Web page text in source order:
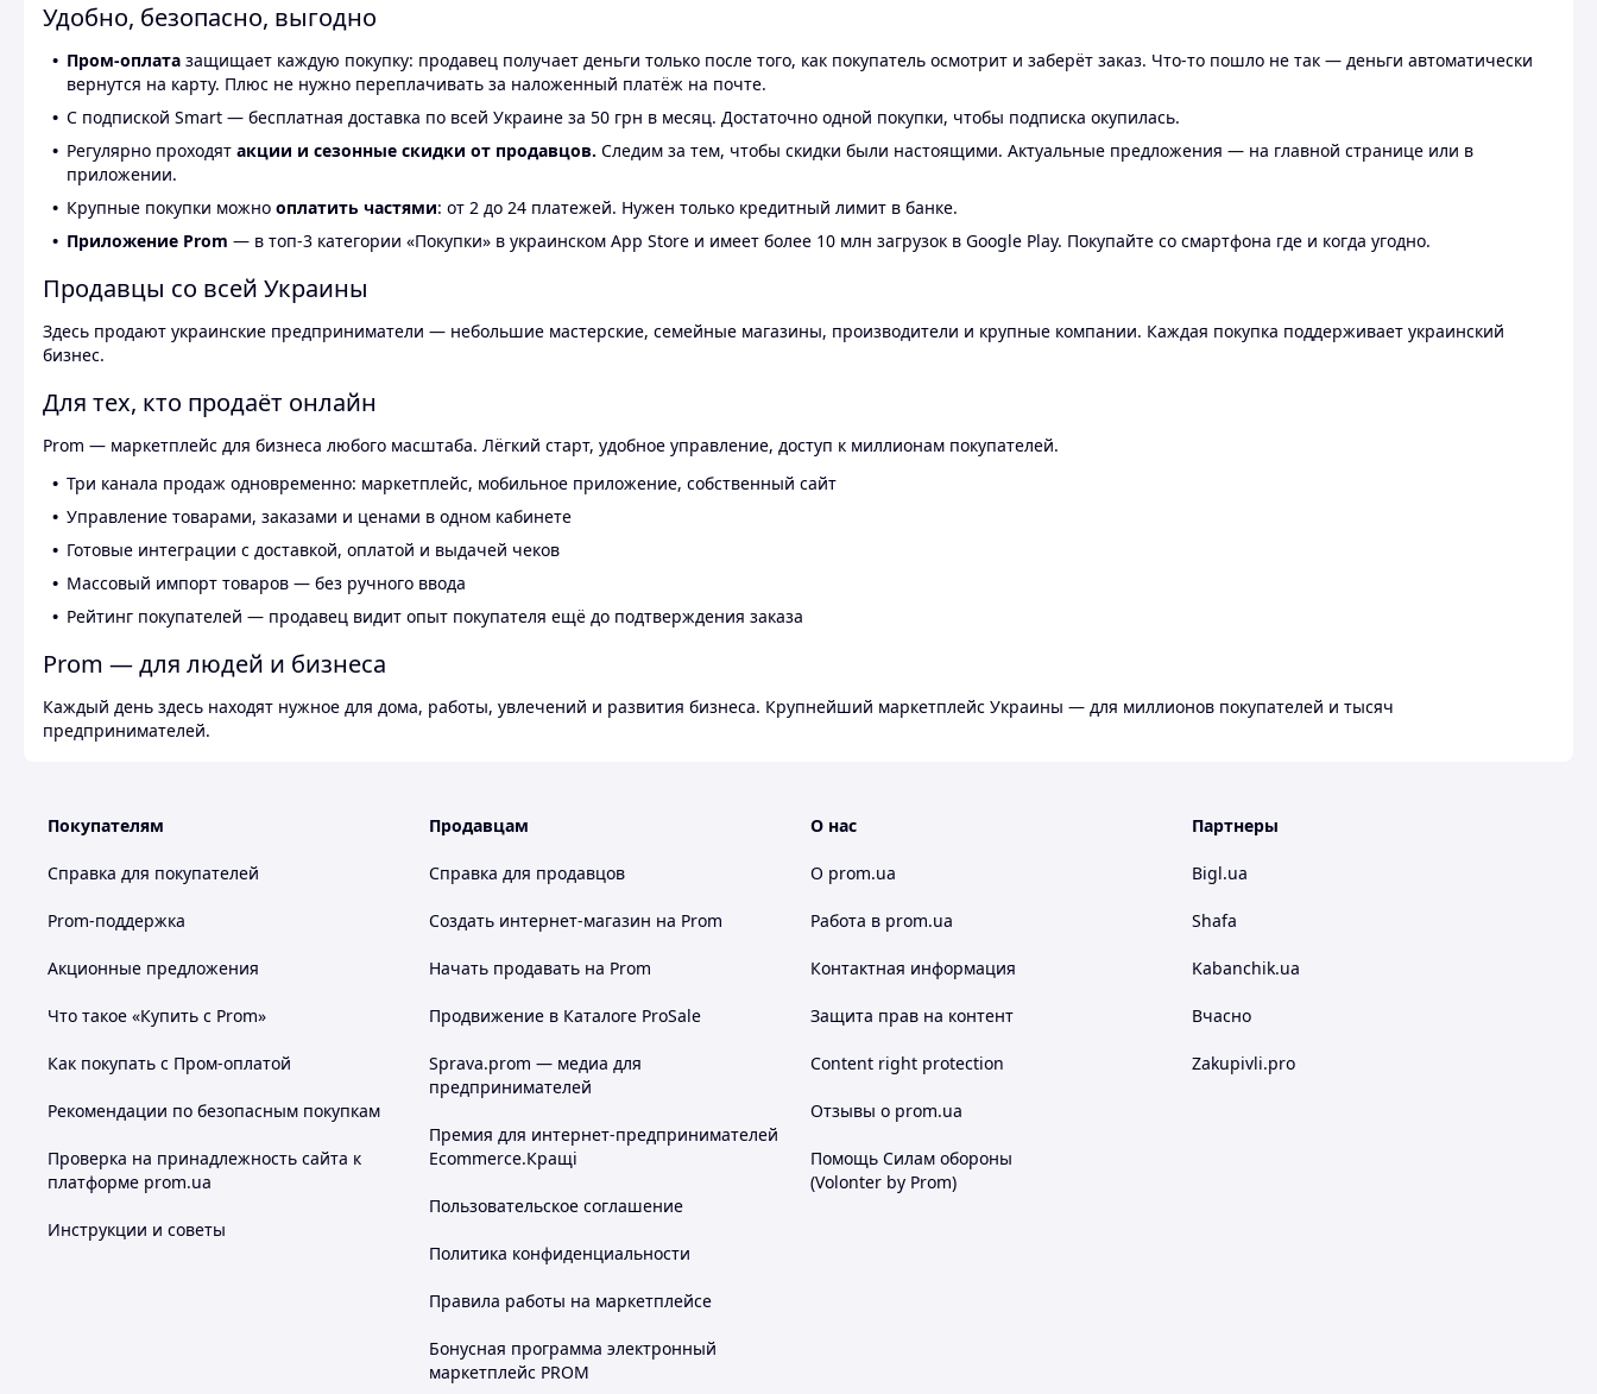
Удобно, безопасно, выгодно
Пром-оплата защищает каждую покупку: продавец получает деньги только после того, как покупатель осмотрит и заберёт заказ. Что-то пошло не так — деньги автоматически
вернутся на карту. Плюс не нужно переплачивать за наложенный платёж на почте.
С подпиской Smart — бесплатная доставка по всей Украине за 50 грн в месяц. Достаточно одной покупки, чтобы подписка окупилась.
Регулярно проходят акции и сезонные скидки от продавцов. Следим за тем, чтобы скидки были настоящими. Актуальные предложения — на главной странице или в
приложении.
Крупные покупки можно оплатить частями: от 2 до 24 платежей. Нужен только кредитный лимит в банке.
Приложение Prom — в топ-3 категории «Покупки» в украинском App Store и имеет более 10 млн загрузок в Google Play. Покупайте со смартфона где и когда угодно.
Продавцы со всей Украины
Здесь продают украинские предприниматели — небольшие мастерские, семейные магазины, производители и крупные компании. Каждая покупка поддерживает украинский
бизнес.
Для тех, кто продаёт онлайн
Prom — маркетплейс для бизнеса любого масштаба. Лёгкий старт, удобное управление, доступ к миллионам покупателей.
Три канала продаж одновременно: маркетплейс, мобильное приложение, собственный сайт
Управление товарами, заказами и ценами в одном кабинете
Готовые интеграции с доставкой, оплатой и выдачей чеков
Массовый импорт товаров — без ручного ввода
Рейтинг покупателей — продавец видит опыт покупателя ещё до подтверждения заказа
Prom — для людей и бизнеса
Каждый день здесь находят нужное для дома, работы, увлечений и развития бизнеса. Крупнейший маркетплейс Украины — для миллионов покупателей и тысяч
предпринимателей.
Покупателям
Справка для покупателей
Prom-поддержка
Акционные предложения
Что такое «Купить с Prom»
Как покупать с Пром-оплатой
Рекомендации по безопасным покупкам
Проверка на принадлежность сайта к
платформе prom.ua
Инструкции и советы
Продавцам
Справка для продавцов
Создать интернет-магазин на Prom
Начать продавать на Prom
Продвижение в Каталоге ProSale
Sprava.prom — медиа для
предпринимателей
Премия для интернет-предпринимателей
Ecommerce.Кращі
Пользовательское соглашение
Политика конфиденциальности
Правила работы на маркетплейсе
Бонусная программа электронный
маркетплейс PROM
О нас
О prom.ua
Работа в prom.ua
Контактная информация
Защита прав на контент
Content right protection
Отзывы о prom.ua
Помощь Силам обороны
(Volonter by Prom)
Партнеры
Bigl.ua
Shafa
Kabanchik.ua
Вчасно
Zakupivli.pro